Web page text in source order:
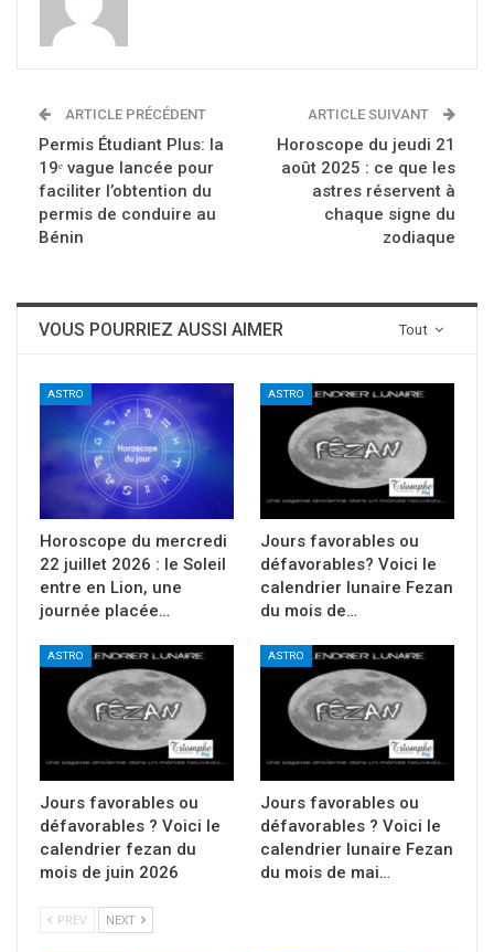
ARTICLE PRÉCÉDENT
Permis Étudiant Plus: la
19ᵉ vague lancée pour
faciliter l’obtention du
permis de conduire au
Bénin
ARTICLE SUIVANT
Horoscope du jeudi 21
août 2025 : ce que les
astres réservent à
chaque signe du
zodiaque
Tout
VOUS POURRIEZ AUSSI AIMER
ASTRO
Horoscope du mercredi
22 juillet 2026 : le Soleil
entre en Lion, une
journée placée…
ASTRO
Jours favorables ou
défavorables? Voici le
calendrier lunaire Fezan
du mois de…
ASTRO
Jours favorables ou
défavorables ? Voici le
calendrier fezan du
mois de juin 2026
ASTRO
Jours favorables ou
défavorables ? Voici le
calendrier lunaire Fezan
du mois de mai…
PREV NEXT